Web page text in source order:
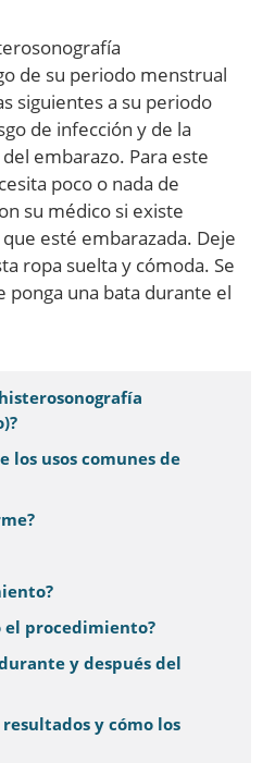
de su periodo menstrual
siguientes a su periodo
de infección y de la
embarazo. Para este
poco o nada de
su médico si existe
esté embarazada. Deje
ropa suelta y cómoda. Se
ponga una bata durante el
los usos comunes de
el procedimiento?
y después del
y cómo los